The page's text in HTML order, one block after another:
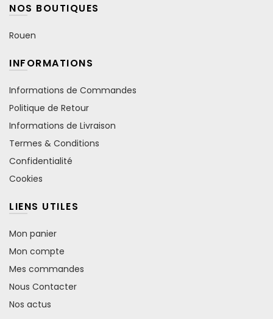
NOS BOUTIQUES
Rouen
INFORMATIONS
Informations de Commandes
Politique de Retour
Informations de Livraison
Termes & Conditions
Confidentialité
Cookies
LIENS UTILES
Mon panier
Mon compte
Mes commandes
Nous Contacter
Nos actus